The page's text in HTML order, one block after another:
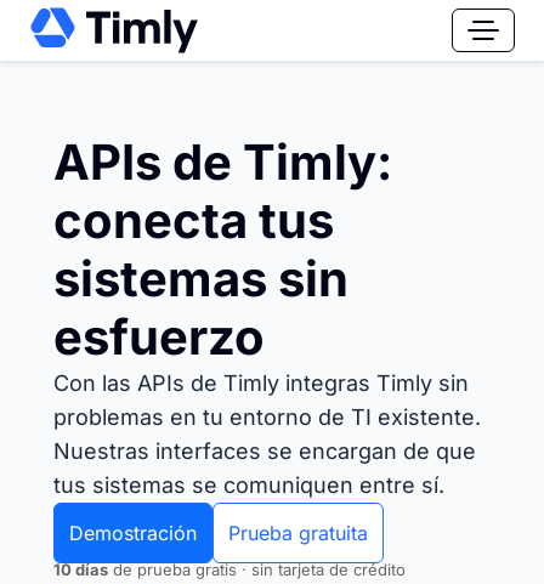
APIs de Timly:
conecta tus
sistemas sin
esfuerzo
Con las APIs de Timly integras Timly sin
problemas en tu entorno de TI existente.
Nuestras interfaces se encargan de que
tus sistemas se comuniquen entre sí.
Demostración Prueba gratuita
10 díasde prueba gratis · sin tarjeta de crédito